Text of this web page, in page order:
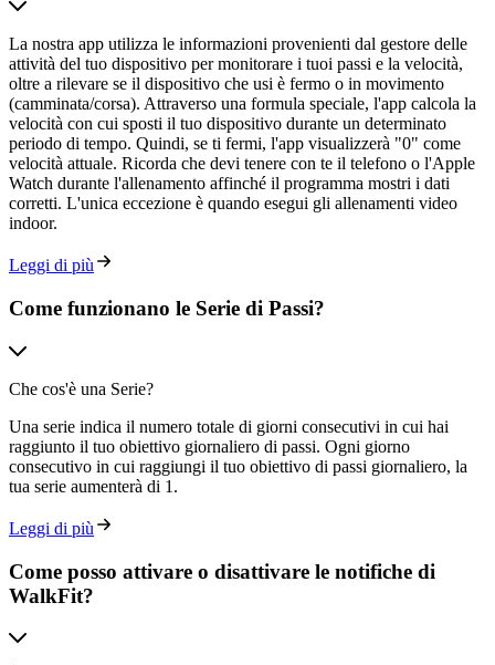
La nostra app utilizza le informazioni provenienti dal gestore delle
attività del tuo dispositivo per monitorare i tuoi passi e la velocità,
oltre a rilevare se il dispositivo che usi è fermo o in movimento
(camminata/corsa). Attraverso una formula speciale, l'app calcola la
velocità con cui sposti il tuo dispositivo durante un determinato
periodo di tempo. Quindi, se ti fermi, l'app visualizzerà "0" come
velocità attuale. Ricorda che devi tenere con te il telefono o l'Apple
Watch durante l'allenamento affinché il programma mostri i dati
corretti. L'unica eccezione è quando esegui gli allenamenti video
indoor.
Leggi di più
Come funzionano le Serie di Passi?
Che cos'è una Serie?
Una serie indica il numero totale di giorni consecutivi in cui hai
raggiunto il tuo obiettivo giornaliero di passi. Ogni giorno
consecutivo in cui raggiungi il tuo obiettivo di passi giornaliero, la
tua serie aumenterà di 1.
Leggi di più
Come posso attivare o disattivare le notifiche di
WalkFit?